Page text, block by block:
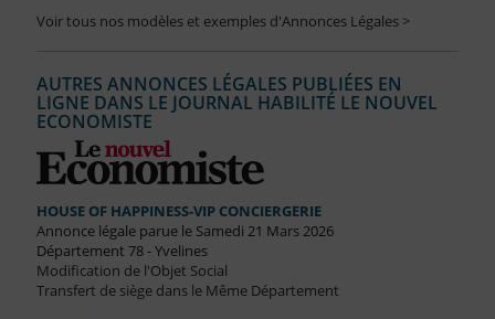
Voir tous nos modèles et exemples d'Annonces Légales >
AUTRES ANNONCES LÉGALES PUBLIÉES EN
LIGNE DANS LE JOURNAL HABILITÉ LE NOUVEL
ECONOMISTE
HOUSE OF HAPPINESS-VIP CONCIERGERIE
Annonce légale parue le Samedi 21 Mars 2026
Département 78 - Yvelines
Modification de l'Objet Social
Transfert de siège dans le Même Département